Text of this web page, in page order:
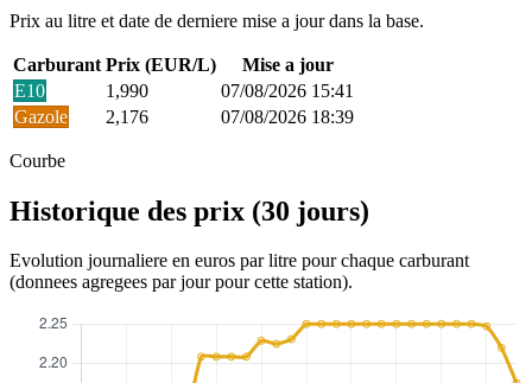
Prix au litre et date de derniere mise a jour dans la base.
Carburant Prix (EUR/L)
Mise a jour
E10
1,990
07/08/2026 15:41
Gazole
2,176 07/08/2026 18:39
Courbe
Historique des prix (30 jours)
Evolution journaliere en euros par litre pour chaque carburant
(donnees agregees par jour pour cette station).